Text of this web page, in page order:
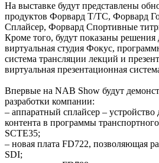
На выставке будут представлены
продуктов Форвард Т/ТС, Форвард
Сплайсер, Форвард Спортивные
Кроме того, будут показаны решения
виртуальная студия Фокус,
система трансляции лекций и
виртуальная презентационная
Впервые на NAB Show будут
разработки компании:
– аппаратный сплайсер – устройство
контента в программы
SCTE35;
– новая плата FD722, позволяющая
SDI;